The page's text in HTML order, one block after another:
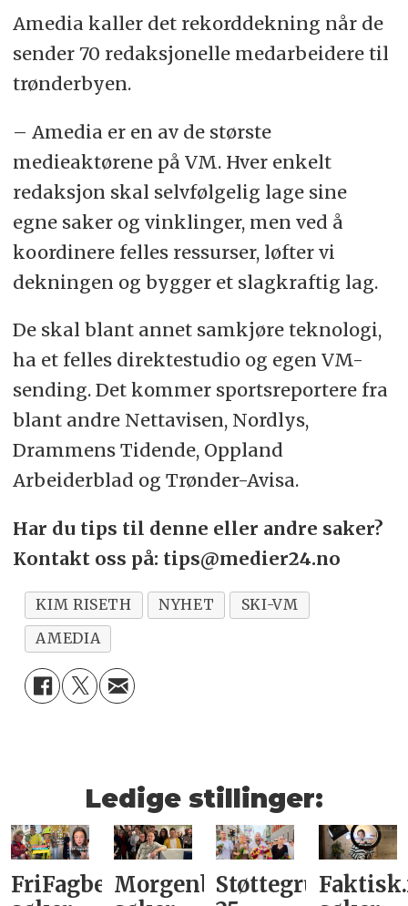
Amedia kaller det rekorddekning når de
sender 70 redaksjonelle medarbeidere til
trønderbyen.
– Amedia er en av de største
medieaktørene på VM. Hver enkelt
redaksjon skal selvfølgelig lage sine
egne saker og vinklinger, men ved å
koordinere felles ressurser, løfter vi
dekningen og bygger et slagkraftig lag.
De skal blant annet samkjøre teknologi,
ha et felles direktestudio og egen VM-
sending. Det kommer sportsreportere fra
blant andre Nettavisen, Nordlys,
Drammens Tidende, Oppland
Arbeiderblad og Trønder-Avisa.
Har du tips til denne eller andre saker?
Kontakt oss på: tips@medier24.no
KIM RISETH NYHET
SKI-VM
AMEDIA
Ledige stillinger:
FriFagbevegelseMorgenbladetStøttegruppa